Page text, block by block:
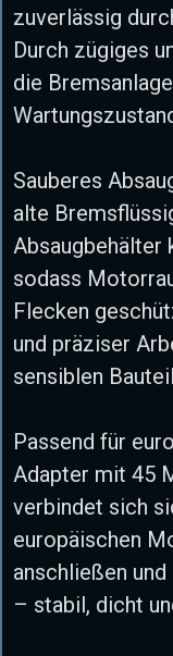
zuverlässig
Durch zügiges
die
Sauberes
alte
Absaugbehälter
sodass
Flecken
und präziser
sensiblen
Passend für
Adapter mit 45
verbindet sich
europäischen
anschließen
– stabil, dicht